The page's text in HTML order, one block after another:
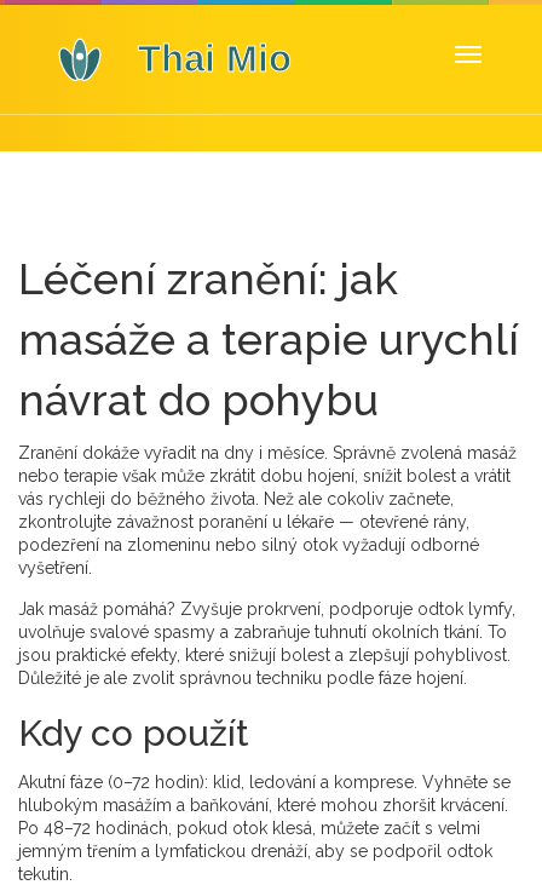
Zobrazit
Léčení zranění: jak
masáže a terapie urychlí
návrat do pohybu
Zranění dokáže vyřadit na dny i měsíce. Správně zvolená masáž
nebo terapie však může zkrátit dobu hojení, snížit bolest a vrátit
vás rychleji do běžného života. Než ale cokoliv začnete,
zkontrolujte závažnost poranění u lékaře — otevřené rány,
podezření na zlomeninu nebo silný otok vyžadují odborné
vyšetření.
Jak masáž pomáhá? Zvyšuje prokrvení, podporuje odtok lymfy,
uvolňuje svalové spasmy a zabraňuje tuhnutí okolních tkání. To
jsou praktické efekty, které snižují bolest a zlepšují pohyblivost.
Důležité je ale zvolit správnou techniku podle fáze hojení.
Kdy co použít
Akutní fáze (0–72 hodin): klid, ledování a komprese. Vyhněte se
hlubokým masážím a baňkování, které mohou zhoršit krvácení.
Po 48–72 hodinách, pokud otok klesá, můžete začít s velmi
jemným třením a lymfatickou drenáží, aby se podpořil odtok
tekutin.